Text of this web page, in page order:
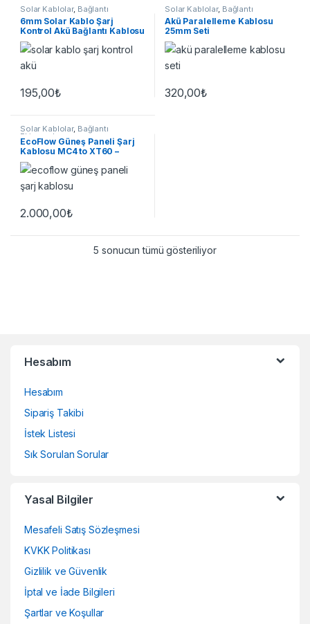
Solar Kablolar, Bağlantı
Ekipmanları
6mm Solar Kablo Şarj
Kontrol Akü Bağlantı Kablosu
195,00₺
Bu ürünün birden fazla varyasyonu var. Seçenekler ürün
Solar Kablolar, Bağlantı
Ekipmanları
Akü Paralelleme Kablosu
25mm Seti
320,00₺
Bu ürünün birden fazla
Solar Kablolar, Bağlantı
Ekipmanları
EcoFlow Güneş Paneli Şarj
Kablosu MC4 to XT60 –
Orijinal Aksesuar
2.000,00₺
Bu ürünün birden fazla varyasyonu var. Seçenekler ürün
5 sonucun tümü gösteriliyor
Hesabım
Hesabım
Sipariş Takibi
İstek Listesi
Sık Sorulan Sorular
Yasal Bilgiler
Mesafeli Satış Sözleşmesi
KVKK Politikası
Gizlilik ve Güvenlik
İptal ve İade Bilgileri
Şartlar ve Koşullar